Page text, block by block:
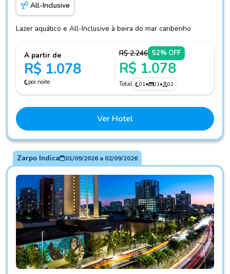
All-Inclusive
Lazer aquático e All-Inclusive à beira do mar caribenho
A partir de
R$ 1.078
por noite
R$ 2.246 52% OFF
R$ 1.078
Total 01• 01• 02
Ver Hotel
Zarpo Indica 01/09/2026a 02/09/2026